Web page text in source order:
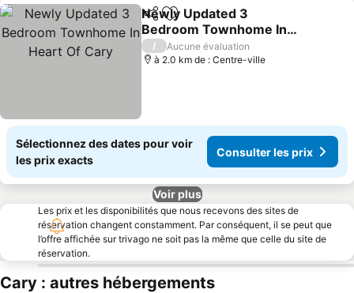
PartagerAjouter à mes favoris
Newly Updated 3
Bedroom Townhome In
Heart Of Cary
Consulter les prix
/
Aucune évaluation
à 2.0 km de : Centre-ville
Sélectionnez des dates pour voir
les prix exacts
Consulter les prix
Voir plus
Les prix et les disponibilités que nous recevons des sites de
réservation changent constamment. Par conséquent, il se peut que
l’offre affichée sur trivago ne soit pas la même que celle du site de
réservation.
Cary : autres hébergements